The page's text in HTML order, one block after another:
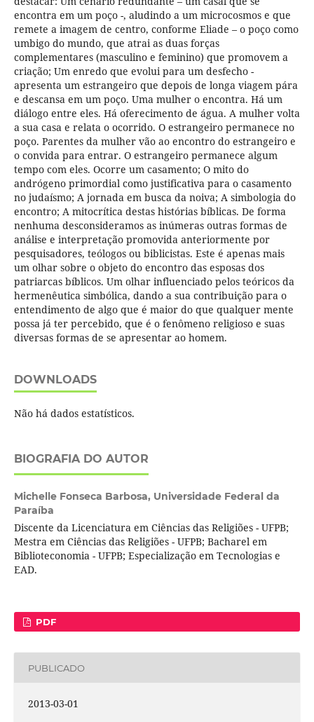
encontra em um poço -, aludindo a um microcosmos e que
remete a imagem de centro, conforme Eliade – o poço como
umbigo do mundo, que atrai as duas forças
complementares (masculino e feminino) que promovem a
criação; Um enredo que evolui para um desfecho -
apresenta um estrangeiro que depois de longa viagem pára
e descansa em um poço. Uma mulher o encontra. Há um
diálogo entre eles. Há oferecimento de água. A mulher volta
a sua casa e relata o ocorrido. O estrangeiro permanece no
poço. Parentes da mulher vão ao encontro do estrangeiro e
o convida para entrar. O estrangeiro permanece algum
tempo com eles. Ocorre um casamento; O mito do
andrógeno primordial como justificativa para o casamento
no judaísmo; A jornada em busca da noiva; A simbologia do
encontro; A mitocrítica destas histórias bíblicas. De forma
nenhuma desconsideramos as inúmeras outras formas de
análise e interpretação promovida anteriormente por
pesquisadores, teólogos ou biblicistas. Este é apenas mais
um olhar sobre o objeto do encontro das esposas dos
patriarcas bíblicos. Um olhar influenciado pelos teóricos da
hermenêutica simbólica, dando a sua contribuição para o
entendimento de algo que é maior do que qualquer mente
possa já ter percebido, que é o fenômeno religioso e suas
diversas formas de se apresentar ao homem.
DOWNLOADS
Não há dados estatísticos.
BIOGRAFIA DO AUTOR
Michelle Fonseca Barbosa, Universidade Federal da
Paraíba
Discente da Licenciatura em Ciências das Religiões - UFPB;
Mestra em Ciências das Religiões - UFPB; Bacharel em
Biblioteconomia - UFPB; Especialização em Tecnologias e
EAD.
PDF
PUBLICADO
2013-03-01